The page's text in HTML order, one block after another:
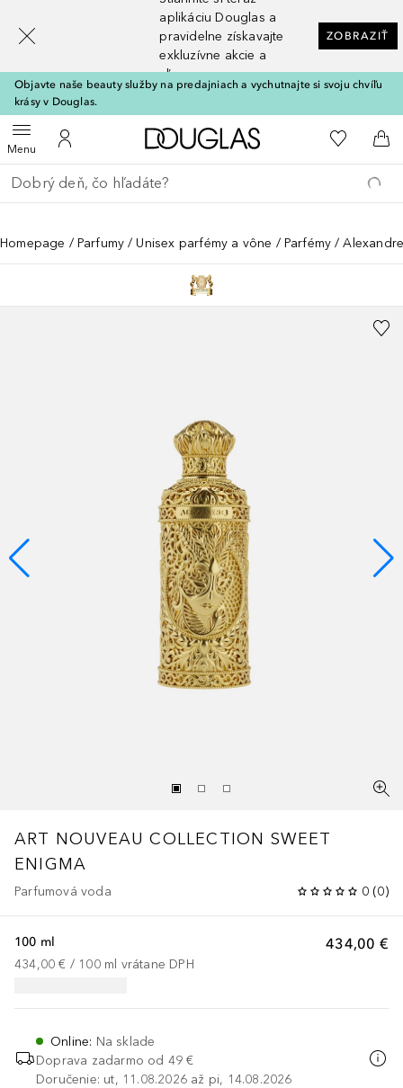
aplikáciu Douglas a
pravidelne získavajte
exkluzívne akcie a
zľavy
ZOBRAZIŤ
Objavte naše beauty služby na predajniach a vychutnajte si svoju chvíľu
krásy v Douglas.
MenuOtvoriť menuDo môjho účtu
Domov Do môjho
Do
Choď späť
Vykonajte vyhľadávanie
Homepage Parfumy Unisex parfémy a vône Parfémy
ART NOUVEAU COLLECTION SWEET
ENIGMA
Parfumová voda 0 (0)
434,00 €
100 ml
434,00 € / 100 ml vrátane DPH
Online: Na sklade
Doprava zadarmo od 49 €
Doručenie: ut, 11.08.2026 až pi, 14.08.2026
[navigation.slideout.screenreader]